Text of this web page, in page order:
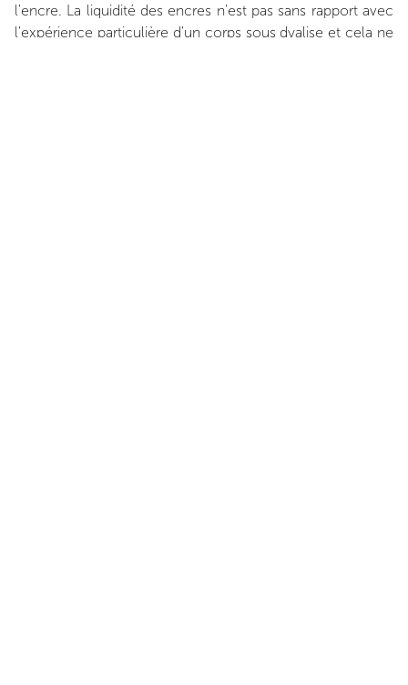
l'encre. La liquidité des encres n'est pas sans rapport avec
l'expérience particulière d'un corps sous dyalise et cela ne